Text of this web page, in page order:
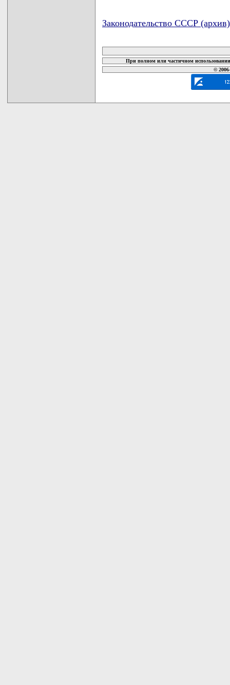
Законодательство СССР (архив)
При полном или частичном
©